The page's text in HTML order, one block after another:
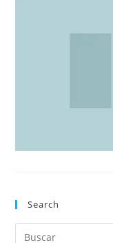
Search